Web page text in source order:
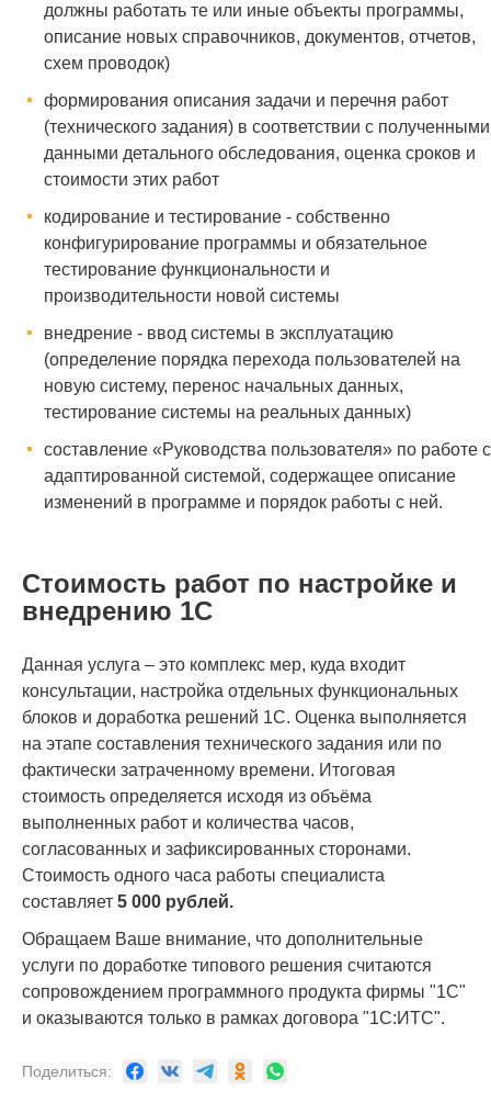
должны работать те или иные объекты программы,
описание новых справочников, документов, отчетов,
схем проводок)
формирования описания задачи и перечня работ
(технического задания) в соответствии с полученными
данными детального обследования, оценка сроков и
стоимости этих работ
кодирование и тестирование - собственно
конфигурирование программы и обязательное
тестирование функциональности и
производительности новой системы
внедрение - ввод системы в эксплуатацию
(определение порядка перехода пользователей на
новую систему, перенос начальных данных,
тестирование системы на реальных данных)
составление «Руководства пользователя» по работе с
адаптированной системой, содержащее описание
изменений в программе и порядок работы с ней.
Стоимость работ по настройке и
внедрению 1С
Данная услуга – это комплекс мер, куда входит
консультации, настройка отдельных функциональных
блоков и доработка решений 1С. Оценка выполняется
на этапе составления технического задания или по
фактически затраченному времени. Итоговая
стоимость определяется исходя из объёма
выполненных работ и количества часов,
согласованных и зафиксированных сторонами.
Стоимость одного часа работы специалиста
составляет 5 000 рублей.
Обращаем Ваше внимание, что дополнительные
услуги по доработке типового решения считаются
сопровождением программного продукта фирмы "1С"
и оказываются только в рамках договора "1С:ИТС".
Поделиться: